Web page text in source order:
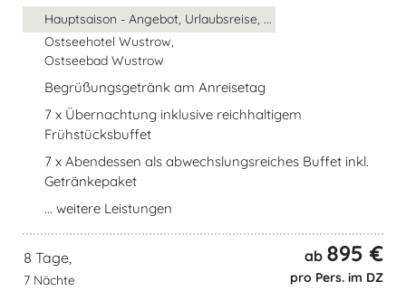
Hauptsaison - Angebot, Urlaubsreise, ...
Ostseehotel Wustrow,
Ostseebad Wustrow
Begrüßungsgetränk am Anreisetag
7 x Übernachtung inklusive reichhaltigem
Frühstücksbuffet
7 x Abendessen als abwechslungsreiches Buffet inkl.
Getränkepaket
... weitere Leistungen
8 Tage,
7 Nächte
ab 895 €
pro Pers. im DZ